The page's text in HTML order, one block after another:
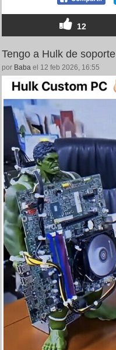
12
Tengo a Hulk de soporte
por Baba el 12 feb 2026, 16:55